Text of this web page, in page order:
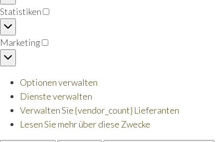
Statistiken
Statistiken
Marketing
Marketing
Optionen verwalten
Dienste verwalten
Verwalten Sie {vendor_count} Lieferanten
Lesen Sie mehr über diese Zwecke